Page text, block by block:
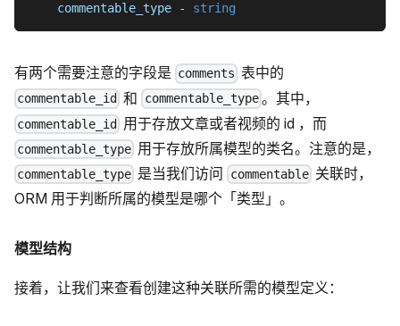
    commentable_type
- string
有两个需要注意的字段是 comments 表中的
commentable_id 和 commentable_type。其中，
commentable_id 用于存放文章或者视频的 id ，而
commentable_type 用于存放所属模型的类名。注意的是，
commentable_type 是当我们访问 commentable关联时，
ORM 用于判断所属的模型是哪个「类型」。
模型结构
接着，让我们来查看创建这种关联所需的模型定义：